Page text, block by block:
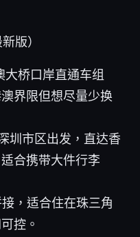
版）
桥口岸直通车组
界限但想尽量少换
圳市区出发，直达香
合携带大件行李
，适合住在珠三角
控。